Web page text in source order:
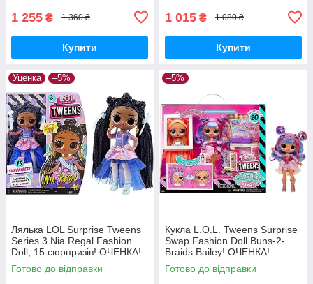
1 255 ₴ 1 360 ₴
Купити
1 015 ₴ 1 080 ₴
Купити
Уценка –5%
Лялька LOL Surprise Tweens
Series 3 Nia Regal Fashion
Doll, 15 сюрпризів! ОЧЕНКА!
Готово до відправки
–5%
Кукла L.O.L. Tweens Surprise
Swap Fashion Doll Buns-2-
Braids Bailey! ОЧЕНКА!
Готово до відправки